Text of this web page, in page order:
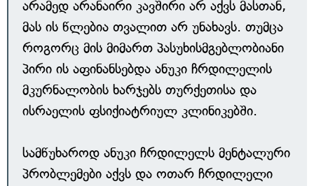
არამედ არანაირი კავშირი არ აქვს მასთან,
მას ის წლებია თვალით არ უნახავს. თუმცა
როგორც მის მიმართ პასუხისმგებლობიანი
პირი ის აფინანსებდა ანუკი ჩრდილელის
მკურნალობის ხარჯებს თურქეთისა და
ისრაელის ფსიქიატრიულ კლინიკებში.
სამწუხაროდ ანუკი ჩრდილელს მენტალური
პრობლემები აქვს და ოთარ ჩრდილელი